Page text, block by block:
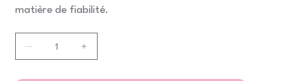
matière de fiabilité.